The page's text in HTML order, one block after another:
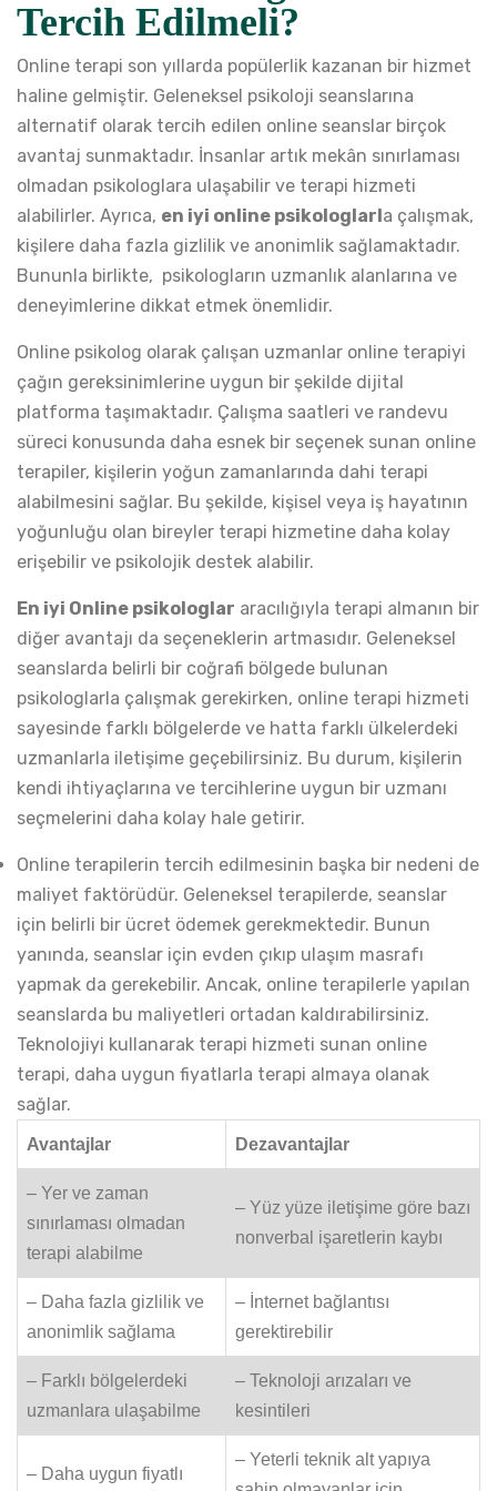
Tercih Edilmeli?
Online terapi son yıllarda popülerlik kazanan bir hizmet
haline gelmiştir. Geleneksel psikoloji seanslarına
alternatif olarak tercih edilen online seanslar birçok
avantaj sunmaktadır. İnsanlar artık mekân sınırlaması
olmadan psikologlara ulaşabilir ve terapi hizmeti
alabilirler. Ayrıca, en iyi online psikologlarla çalışmak,
kişilere daha fazla gizlilik ve anonimlik sağlamaktadır.
Bununla birlikte, psikologların uzmanlık alanlarına ve
deneyimlerine dikkat etmek önemlidir.
Online psikolog olarak çalışan uzmanlar online terapiyi
çağın gereksinimlerine uygun bir şekilde dijital
platforma taşımaktadır. Çalışma saatleri ve randevu
süreci konusunda daha esnek bir seçenek sunan online
terapiler, kişilerin yoğun zamanlarında dahi terapi
alabilmesini sağlar. Bu şekilde, kişisel veya iş hayatının
yoğunluğu olan bireyler terapi hizmetine daha kolay
erişebilir ve psikolojik destek alabilir.
En iyi Online psikologlar aracılığıyla terapi almanın bir
diğer avantajı da seçeneklerin artmasıdır. Geleneksel
seanslarda belirli bir coğrafi bölgede bulunan
psikologlarla çalışmak gerekirken, online terapi hizmeti
sayesinde farklı bölgelerde ve hatta farklı ülkelerdeki
uzmanlarla iletişime geçebilirsiniz. Bu durum, kişilerin
kendi ihtiyaçlarına ve tercihlerine uygun bir uzmanı
seçmelerini daha kolay hale getirir.
Online terapilerin tercih edilmesinin başka bir nedeni de
maliyet faktörüdür. Geleneksel terapilerde, seanslar
için belirli bir ücret ödemek gerekmektedir. Bunun
yanında, seanslar için evden çıkıp ulaşım masrafı
yapmak da gerekebilir. Ancak, online terapilerle yapılan
seanslarda bu maliyetleri ortadan kaldırabilirsiniz.
Teknolojiyi kullanarak terapi hizmeti sunan online
terapi, daha uygun fiyatlarla terapi almaya olanak
sağlar.
Avantajlar Dezavantajlar
– Yer ve zaman
sınırlaması olmadan
terapi alabilme
– Yüz yüze iletişime göre bazı
nonverbal işaretlerin kaybı
– Daha fazla gizlilik ve
anonimlik sağlama
– İnternet bağlantısı
gerektirebilir
– Farklı bölgelerdeki
uzmanlara ulaşabilme
– Teknoloji arızaları ve
kesintileri
– Daha uygun fiyatlı
– Yeterli teknik alt yapıya